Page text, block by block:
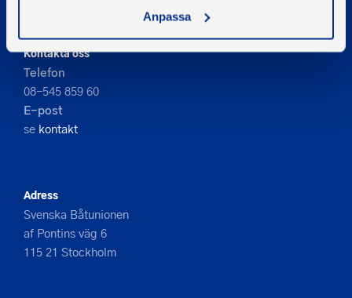
Anpassa
Kontakta oss
Telefon
08-545 859 60
E-post
se kontakt
Adress
Svenska Båtunionen
af Pontins väg 6
115 21 Stockholm